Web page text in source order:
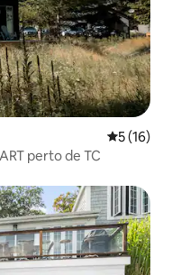
5 de uma
5 (16)
perto de TC